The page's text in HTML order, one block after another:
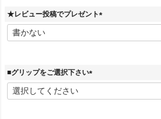
★レビュー投稿でプレゼント
(
■グリップをご選択下さい
(